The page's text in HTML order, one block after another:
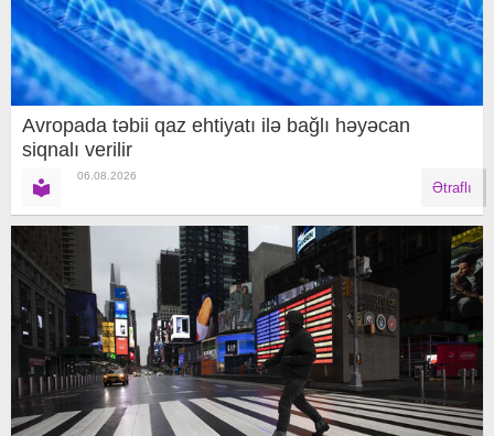
Avropada təbii qaz ehtiyatı ilə bağlı həyəcan
siqnalı verilir
06.08.2026
Ətraflı